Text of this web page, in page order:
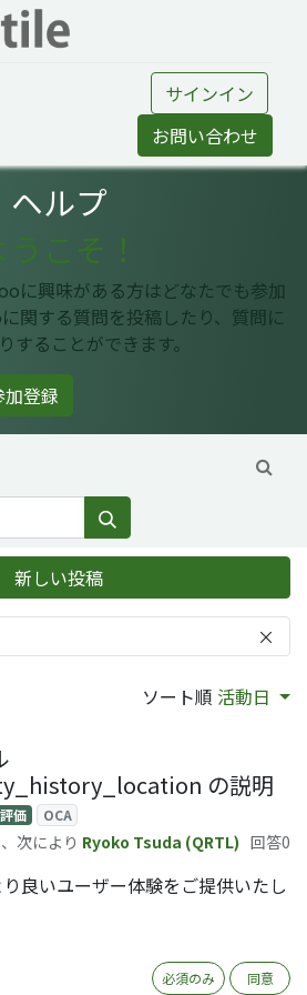
サインイン
お問い合わせ
ヘルプ
うこそ！
に興味がある方はどなたでも参加
関する質問を投稿したり、質問に
することができます。
加登録
×
新しい投稿
ソート順 活動日
の説明
価 OCA
、次により Ryoko Tsuda (QRTL) 回答0
レーション（Odoo 16.0）
良いユーザー体験をご提供いたし
必須のみ 同意